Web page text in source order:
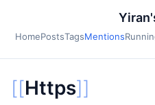
HomePostsTagsMentions
[[Https]]